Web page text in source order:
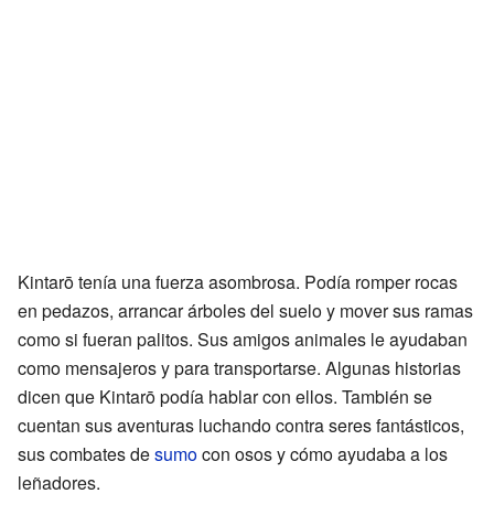
Kintarō tenía una fuerza asombrosa. Podía romper rocas
en pedazos, arrancar árboles del suelo y mover sus ramas
como si fueran palitos. Sus amigos animales le ayudaban
como mensajeros y para transportarse. Algunas historias
dicen que Kintarō podía hablar con ellos. También se
cuentan sus aventuras luchando contra seres fantásticos,
sus combates desumocon osos y cómo ayudaba a los
leñadores.